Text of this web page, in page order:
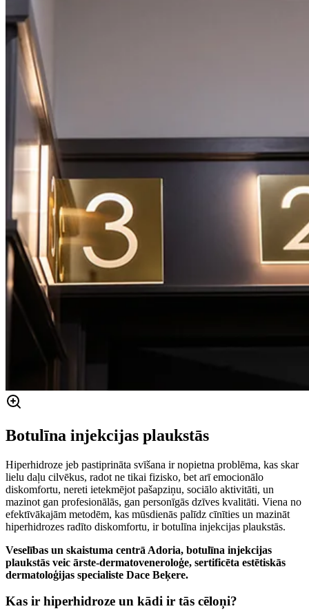
Botulīna injekcijas plaukstās
Hiperhidroze jeb pastiprināta svīšana ir nopietna problēma, kas skar
lielu daļu cilvēkus, radot ne tikai fizisko, bet arī emocionālo
diskomfortu, nereti ietekmējot pašapziņu, sociālo aktivitāti, un
mazinot gan profesionālās, gan personīgās dzīves kvalitāti. Viena no
efektīvākajām metodēm, kas mūsdienās palīdz cīnīties un mazināt
hiperhidrozes radīto diskomfortu, ir botulīna injekcijas plaukstās.
Veselības un skaistuma centrā Adoria, botulīna injekcijas
plaukstās veic ārste-dermatoveneroloģe, sertificēta estētiskās
dermatoloģijas specialiste Dace Beķere.
Kas ir hiperhidroze un kādi ir tās cēloņi?